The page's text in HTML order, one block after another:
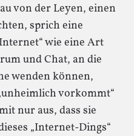
von der Leyen, einen
sprich eine
wie eine Art
und Chat, an die
wenden können,
vorkommt“
nur aus, dass sie
„Internet-Dings“